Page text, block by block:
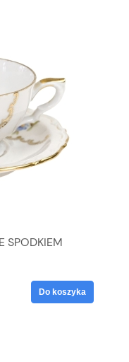
SPODKIEM
Do koszyka